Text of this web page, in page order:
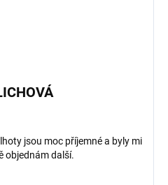
jsou moc příjemné a byly mi
objednám další.